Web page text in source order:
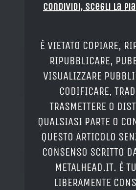
Condividi, Scegli la
È VIETATO COPIARE,
RIPUBBLICARE,
VISUALIZZARE
CODIFICARE,
TRASMETTERE O
QUALSIASI PARTE O
QUESTO ARTICOLO
CONSENSO SCRITTO
METALHEAD.IT. È
LIBERAMENTE